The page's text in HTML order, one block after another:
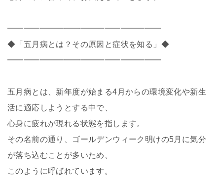
━━━━━━━━━━━━━━━━━━━
◆「五月病とは？その原因と症状を知る」◆
━━━━━━━━━━━━━━━━━━━
五月病とは、新年度が始まる4 月からの環境変化や新生
活に適応しようとする中で、
心身に疲れが現れる状態を指します。
その名前の通り、ゴールデンウィーク明けの5月に気分
が落ち込むことが多いため、
このように呼ばれています。